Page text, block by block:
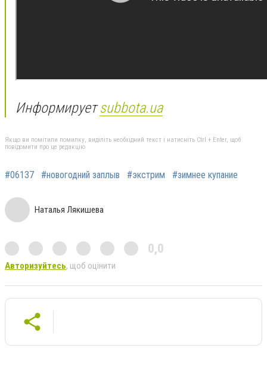
Информируетsubbota.ua
Якщо ви помітили помилку, виділіть необхідний текст і натисніть Ctrl + Enter, щоб
повідомити про це редакцію
#06137 #новогодний заплыв #экстрим #зимнее купание
Наталья Лякишева
0,0
Авторизуйтесь, щоб оцінити